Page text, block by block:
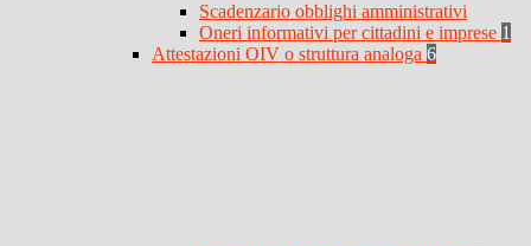
Scadenzario obblighi amministrativi
Oneri informativi per cittadini e imprese 1
Attestazioni OIV o struttura analoga 6